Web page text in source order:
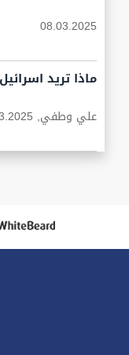
08.03.2025
ماذا تريد
علي وطفي,